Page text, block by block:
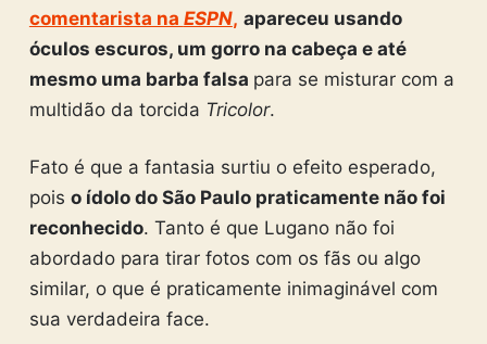
comentarista na ESPN, apareceu usando
óculos escuros, um gorro na cabeça e até
mesmo uma barba falsa para se misturar com a
multidão da torcida Tricolor.
Fato é que a fantasia surtiu o efeito esperado,
pois o ídolo do São Paulo praticamente não foi
reconhecido. Tanto é que Lugano não foi
abordado para tirar fotos com os fãs ou algo
similar, o que é praticamente inimaginável com
sua verdadeira face.